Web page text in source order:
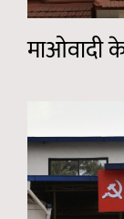
माओवादी